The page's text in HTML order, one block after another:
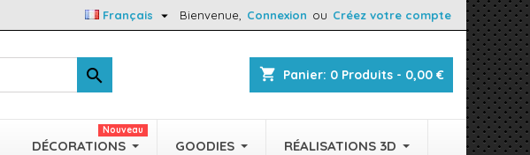
Bienvenue, Connexion ou Créez votre compte
Français 
shopping_cart Panier: 0 Produits - 0,00 €

DÉCORATIONS
Nouveau
GOODIES RÉALISATIONS 3D